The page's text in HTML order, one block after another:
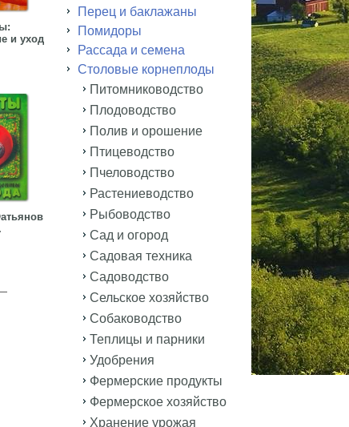
и уход
Перец и баклажаны
Помидоры
Рассада и семена
Столовые корнеплоды
Питомниководство
Плодоводство
Полив и орошение
Птицеводство
Пчеловодство
Растениеводство
Рыбоводство
Сад и огород
Садовая техника
Садоводство
Сельское хозяйство
Собаководство
Теплицы и парники
Удобрения
Фермерские продукты
Фермерское хозяйство
Хранение урожая